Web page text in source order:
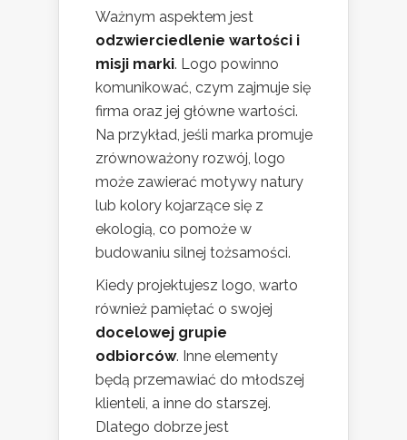
Ważnym aspektem jest
odzwierciedlenie wartości i
misji marki. Logo powinno
komunikować, czym zajmuje się
firma oraz jej główne wartości.
Na przykład, jeśli marka promuje
zrównoważony rozwój, logo
może zawierać motywy natury
lub kolory kojarzące się z
ekologią, co pomoże w
budowaniu silnej tożsamości.
Kiedy projektujesz logo, warto
również pamiętać o swojej
docelowej grupie
odbiorców. Inne elementy
będą przemawiać do młodszej
klienteli, a inne do starszej.
Dlatego dobrze jest